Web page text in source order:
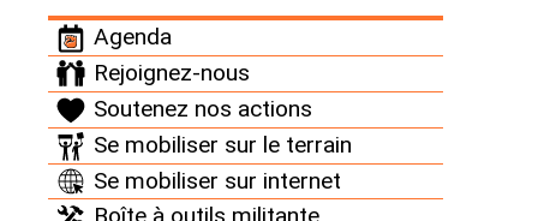
Agenda
Rejoignez-nous
Soutenez nos actions
Se mobiliser sur le terrain
Se mobiliser sur internet
30 juillet 2019
Parce qu’il